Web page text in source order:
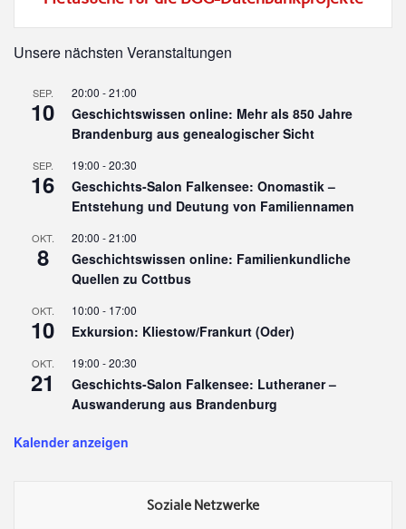
Unsere nächsten Veranstaltungen
SEP.
10
20:00 -21:00
Geschichtswissen online: Mehr als 850 Jahre
Brandenburg aus genealogischer Sicht
SEP.
16
19:00 -20:30
Geschichts-Salon Falkensee: Onomastik –
Entstehung und Deutung von Familiennamen
OKT.
8
20:00 -21:00
Geschichtswissen online: Familienkundliche
Quellen zu Cottbus
OKT.
10
10:00 - 17:00
Exkursion: Kliestow/Frankurt (Oder)
OKT.
21
19:00 -20:30
Geschichts-Salon Falkensee: Lutheraner –
Auswanderung aus Brandenburg
Kalender anzeigen
Soziale Netzwerke